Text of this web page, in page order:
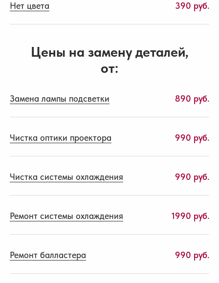
Нет цвета 390 руб.
Цены на замену деталей,
от:
Замена лампы подсветки 890 руб.
Чистка оптики проектора 990 руб.
Чистка системы охлаждения 990 руб.
Ремонт системы охлаждения 1990 руб.
Ремонт балластера 990 руб.